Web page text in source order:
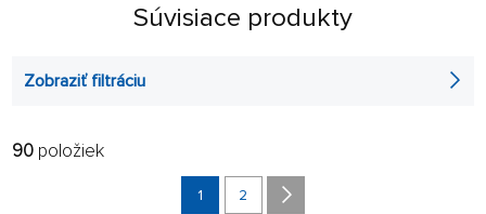
Súvisiace produkty
Zobraziť filtráciu
FILTROVAŤ:
ABECEDNE
90 položiek
1 2